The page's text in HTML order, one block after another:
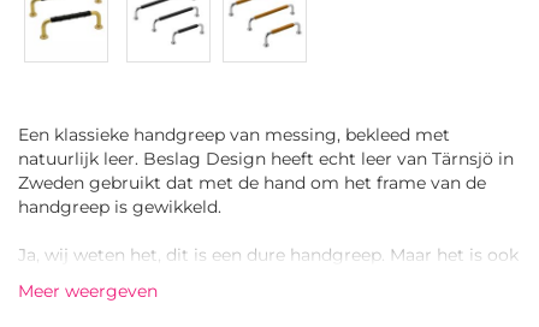
Een klassieke handgreep van messing, bekleed met
natuurlijk leer. Beslag Design heeft echt leer van Tärnsjö in
Zweden gebruikt dat met de hand om het frame van de
handgreep is gewikkeld.
Ja, wij weten het, dit is een dure handgreep. Maar het is ook
vinden.
Meer weergeven